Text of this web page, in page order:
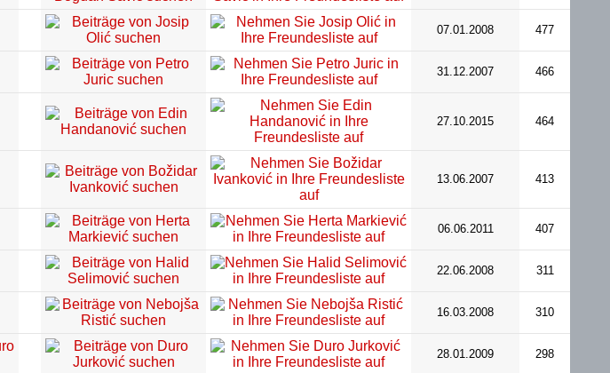
07.01.2008 477
31.12.2007 466
27.10.2015 464
13.06.2007 413
06.06.2011 407
22.06.2008 311
16.03.2008 310
28.01.2009 298